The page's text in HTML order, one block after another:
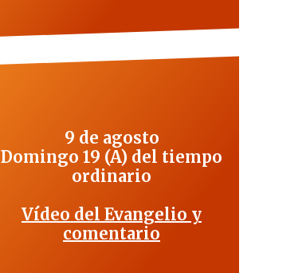
9 de agosto
Domingo 19 (A) del tiempo
ordinario
Vídeo del Evangelio y
comentario